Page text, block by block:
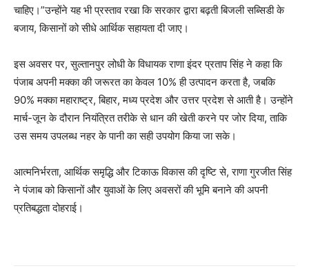
चाहिए।”उन्होंने यह भी प्रस्ताव रखा कि सरकार द्वारा बढ़ती बिजली सब्सिडी के
बजाय, किसानों को सीधे आर्थिक सहायता दी जाए।
इस अवसर पर, सुल्तानपुर लोधी के विधायक राणा इंदर प्रताप सिंह ने कहा कि
पंजाब अपनी मक्का की जरूरत का केवल 10% ही उत्पादन करता है, जबकि
90% मक्का महाराष्ट्र, बिहार, मध्य प्रदेश और उत्तर प्रदेश से आती है। उन्होंने
मार्च-जून के दौरान नियंत्रित तरीके से धान की खेती करने पर जोर दिया, ताकि
उस समय उपलब्ध नहर के पानी का सही उपयोग किया जा सके।
आत्मनिर्भरता, आर्थिक समृद्धि और टिकाऊ विकास की दृष्टि से, राणा गुरजीत सिंह
ने पंजाब को किसानों और युवाओं के लिए अवसरों की भूमि बनाने की अपनी
प्रतिबद्धता दोहराई।